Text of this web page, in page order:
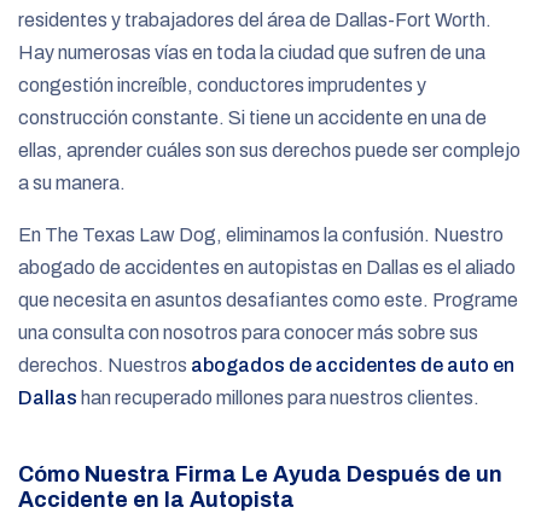
residentes y trabajadores del área de Dallas-Fort Worth.
Hay numerosas vías en toda la ciudad que sufren de una
congestión increíble, conductores imprudentes y
construcción constante. Si tiene un accidente en una de
ellas, aprender cuáles son sus derechos puede ser complejo
a su manera.
En The Texas Law Dog, eliminamos la confusión. Nuestro
abogado de accidentes en autopistas en Dallas es el aliado
que necesita en asuntos desafiantes como este. Programe
una consulta con nosotros para conocer más sobre sus
derechos. Nuestros abogados de accidentes de auto en
Dallas han recuperado millones para nuestros clientes.
Cómo Nuestra Firma Le Ayuda Después de un
Accidente en la Autopista